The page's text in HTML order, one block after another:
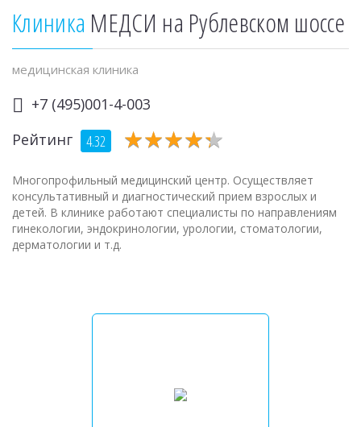
Клиника МЕДСИ на Рублевском шоссе
медицинская клиника
+7 (495)001-4-003
Рейтинг
4.32 ★★★★★
★★★★★
Многопрофильный медицинский центр. Осуществляет
консультативный и диагностический прием взрослых и
детей. В клинике работают специалисты по направлениям
гинекологии, эндокринологии, урологии, стоматологии,
дерматологии и т.д.